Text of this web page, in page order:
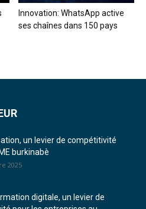
Innovation: WhatsApp active
ses chaînes dans 150 pays
un levier de compétitivité
burkinabè
2025
digitale, un levier de